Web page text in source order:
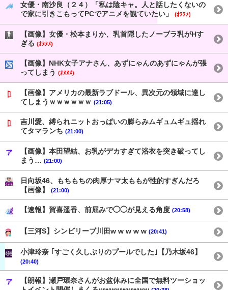
女優・南沙良（２４）「私は陰キャ。人と話したくないの
で家に引きこもってPCでアニメを観ていたい」
(ｵﾇﾇﾒ)
【画像】女優・松本まりか、乳首隠したノーブラ乳がHす
ぎる (ｵﾇﾇﾒ)
【画像】NHK女子アナさん、あずにゃんのあずにゃんが張
ってしまう (ｵﾇﾇﾒ)
【画像】アメリカの最新ラブドール、異次元の領域に達し
てしまうｗｗｗｗｗｗ (21:05)
吉川愛、縛られニットおっぱいの膨らみムギュムギュ揺れ
てタマランち (21:00)
【画像】本田望結、お乳がデカすぎて浴衣を突き破ってし
まう… (21:00)
日向坂46、もちもちの肉厚ナマ太ももが性的すぎんだろ
【画像】
(21:00)
【速報】賀喜遥香、前屈みで◯◯が見える角度 (20:58)
【三河S】シンビリーブ川田w w w w w (20:41)
小津玲奈 ｢すごく久しぶりのプールでした｣【乃木坂46】
(20:40)
【朗報】瀬戸環奈さんがお盆休みに全国で無料ツーショッ